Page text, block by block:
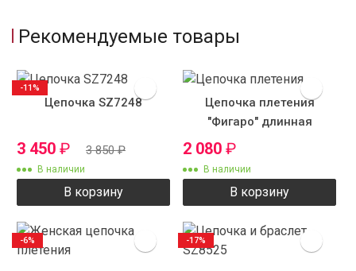
Рекомендуемые товары
Цепочка SZ7248
3 450 ₽ 3 850₽
В наличии
В корзину
-11%
Цепочка плетения
"Фигаро" длинная
2 080 ₽
В наличии
В корзину
-6% -17%